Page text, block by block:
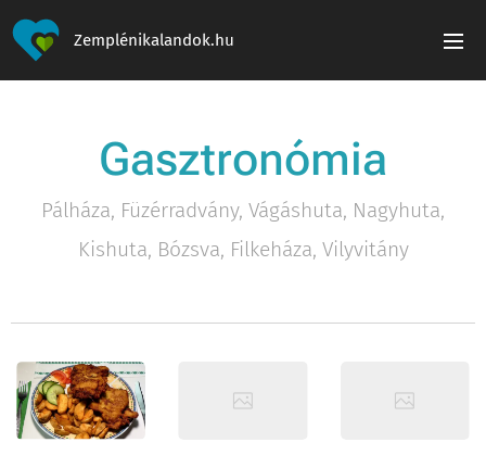
Zemplénikalandok.hu
Gasztronómia
Pálháza, Füzérradvány, Vágáshuta, Nagyhuta,
Kishuta, Bózsva, Filkeháza, Vilyvitány